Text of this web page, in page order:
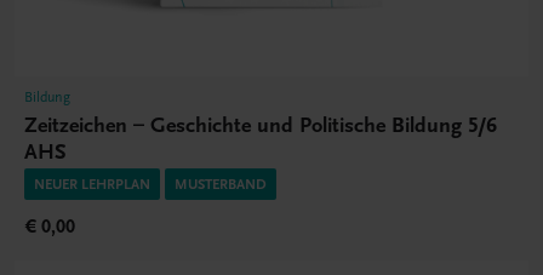
Bildung
Zeitzeichen – Geschichte und Politische Bildung 5/6
AHS
NEUER LEHRPLAN MUSTERBAND
€ 0,00